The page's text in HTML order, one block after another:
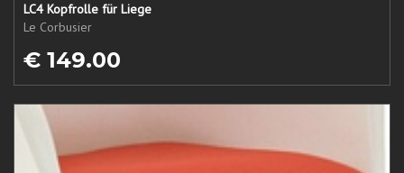
LC4 Kopfrolle für Liege
Le Corbusier
€ 149.00